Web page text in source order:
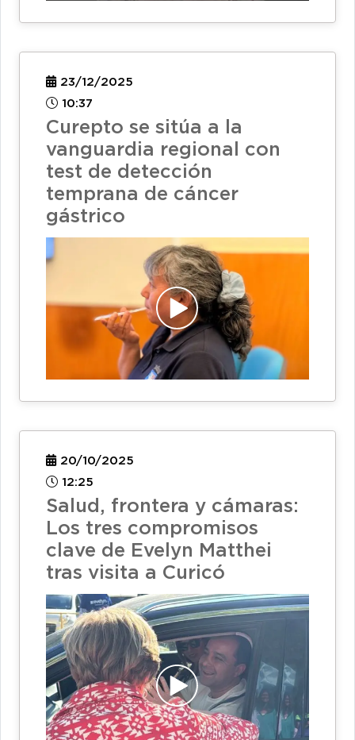
23/12/2025
10:37
Curepto se sitúa a la
vanguardia regional con
test de detección
temprana de cáncer
gástrico
20/10/2025
12:25
Salud, frontera y cámaras:
Los tres compromisos
clave de Evelyn Matthei
tras visita a Curicó